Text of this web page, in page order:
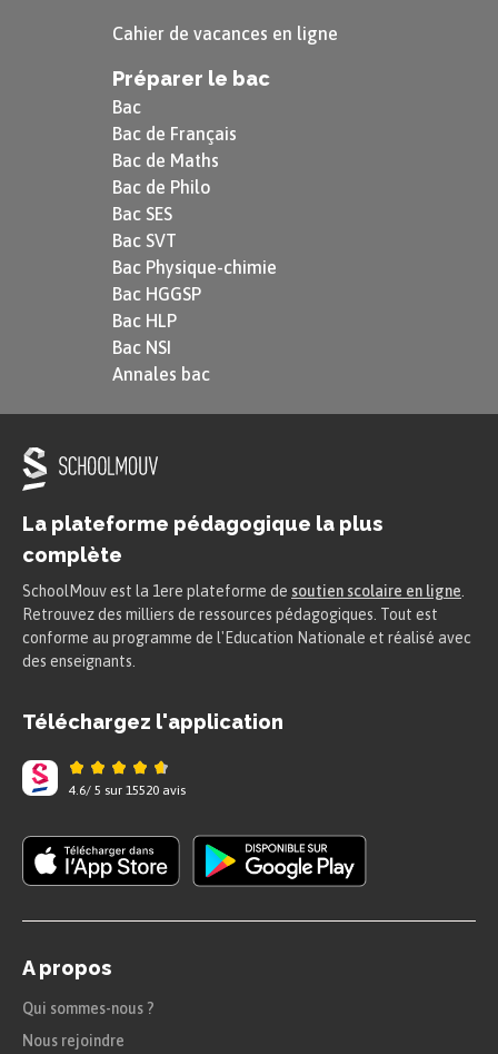
Cahier de vacances en ligne
Préparer le bac
Bac
Bac de Français
Bac de Maths
Bac de Philo
Bac SES
Bac SVT
Bac Physique-chimie
Bac HGGSP
Bac HLP
Bac NSI
Annales bac
La plateforme pédagogique la plus
complète
SchoolMouv est la 1ere plateforme de soutien scolaire en ligne
Retrouvez des milliers de ressources pédagogiques. Tout est
conforme au programme de l'Education Nationale et réalisé avec
des enseignants.
Téléchargez l'application
4.6/ 5 sur 15520 avis
A propos
Qui sommes-nous ?
Nous rejoindre